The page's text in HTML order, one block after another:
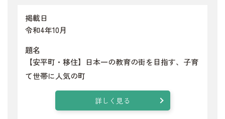
掲載日
令和4年10月
題名
【安平町・移住】日本一の教育の街を目指す、子育
て世帯に人気の町
詳しく見る